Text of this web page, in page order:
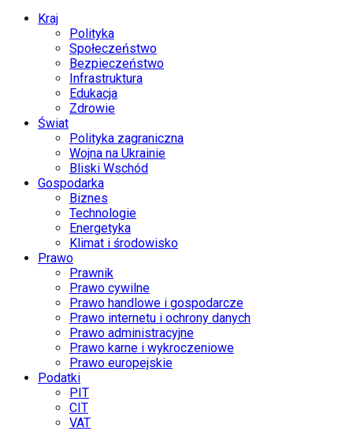
Kraj
Polityka
Społeczeństwo
Bezpieczeństwo
Infrastruktura
Edukacja
Zdrowie
Świat
Polityka zagraniczna
Wojna na Ukrainie
Bliski Wschód
Gospodarka
Biznes
Technologie
Energetyka
Klimat i środowisko
Prawo
Prawnik
Prawo cywilne
Prawo handlowe i gospodarcze
Prawo internetu i ochrony danych
Prawo administracyjne
Prawo karne i wykroczeniowe
Prawo europejskie
Podatki
PIT
CIT
VAT